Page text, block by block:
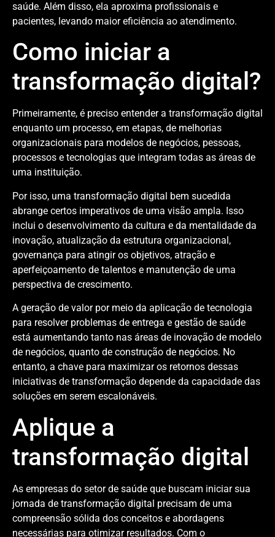
saúde. Além disso, ela aproxima profissionais e
pacientes, levando maior eficiência ao atendimento.
Como iniciar a
transformação digital?
Primeiramente, é preciso entender a transformação digital
enquanto um processo, em etapas, de melhorias
organizacionais para modelos de negócios, pessoas,
processos e tecnologias que integram todas as áreas de
uma instituição.
Por isso, uma transformação digital bem sucedida
abrange certos imperativos de uma visão ampla. Isso
inclui o desenvolvimento da cultura e da mentalidade da
inovação, atualização da estrutura organizacional,
governança para atingir os objetivos, atração e
aperfeiçoamento de talentos e manutenção de uma
perspectiva de crescimento.
A geração de valor por meio da aplicação de tecnologia
para resolver problemas de entrega e gestão de saúde
está aumentando tanto nas áreas de inovação de modelo
de negócios, quanto de construção de negócios. No
entanto, a chave para maximizar os retornos dessas
iniciativas de transformação depende da capacidade das
soluções em serem escalonáveis.
Aplique a
transformação digital
As empresas do setor de saúde que buscam iniciar sua
jornada de transformação digital precisam de uma
compreensão sólida dos conceitos e abordagens
necessárias para otimizar resultados. Com o